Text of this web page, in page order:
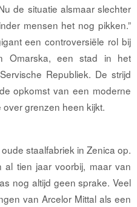
de situatie alsmaar slechter
mensen het nog pikken.”
een controversiële rol bij
Omarska, een stad in het
Republiek. De strijd
opkomst van een moderne
grenzen heen kijkt.
staalfabriek in Zenica op.
tien jaar voorbij, maar van
nog altijd geen sprake. Veel
van Arcelor Mittal als een